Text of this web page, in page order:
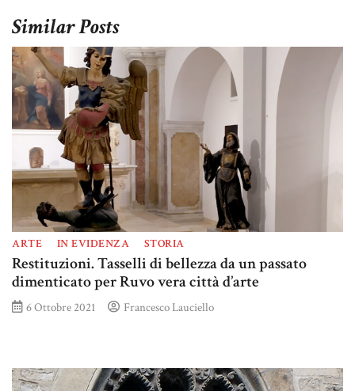
Similar Posts
ARTE IN EVIDENZA STORIA
Restituzioni. Tasselli di bellezza da un passato
dimenticato per Ruvo vera città d’arte
6 Ottobre 2021 Francesco Lauciello